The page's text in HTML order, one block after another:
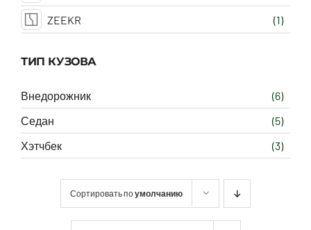
ZEEKR (1)
ТИП КУЗОВА
Внедорожник
(6)
Седан
(5)
Хэтчбек
(3)
Сортировать поумолчанию